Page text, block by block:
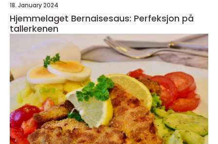
18. January 2024
Hjemmelaget Bernaisesaus: Perfeksjon på
tallerkenen